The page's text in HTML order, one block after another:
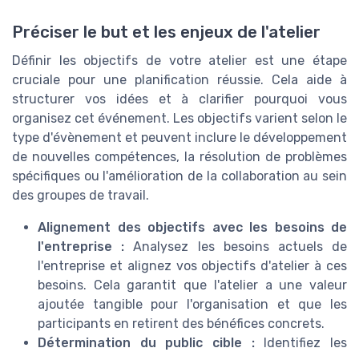
Préciser le but et les enjeux de l'atelier
Définir les objectifs de votre atelier est une étape
cruciale pour une planification réussie. Cela aide à
structurer vos idées et à clarifier pourquoi vous
organisez cet événement. Les objectifs varient selon le
type d'évènement et peuvent inclure le développement
de nouvelles compétences, la résolution de problèmes
spécifiques ou l'amélioration de la collaboration au sein
des groupes de travail.
Alignement des objectifs avec les besoins de
l'entreprise : Analysez les besoins actuels de
l'entreprise et alignez vos objectifs d'atelier à ces
besoins. Cela garantit que l'atelier a une valeur
ajoutée tangible pour l'organisation et que les
participants en retirent des bénéfices concrets.
Détermination du public cible :Identifiez les